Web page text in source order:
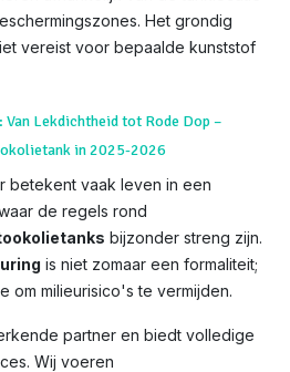
Het grondig
vereist voor bepaalde kunststof
Lekdichtheid tot Rode Dop –
in 2025-2026
betekent vaak leven in een
de regels rond
bijzonder streng zijn.
is niet zomaar een formaliteit;
om milieurisico's te vermijden.
partner en biedt volledige
Wij voeren